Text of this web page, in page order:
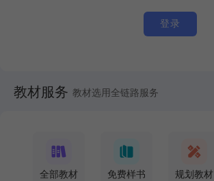
登录
教材服务 教材选用全链路服务
全部教材 免费样书 规划教材